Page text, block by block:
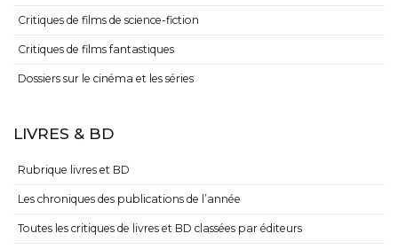
Critiques de films de science-fiction
Critiques de films fantastiques
Dossiers sur le cinéma et les séries
LIVRES & BD
Rubrique livres et BD
Les chroniques des publications de l’année
Toutes les critiques de livres et BD classées par éditeurs